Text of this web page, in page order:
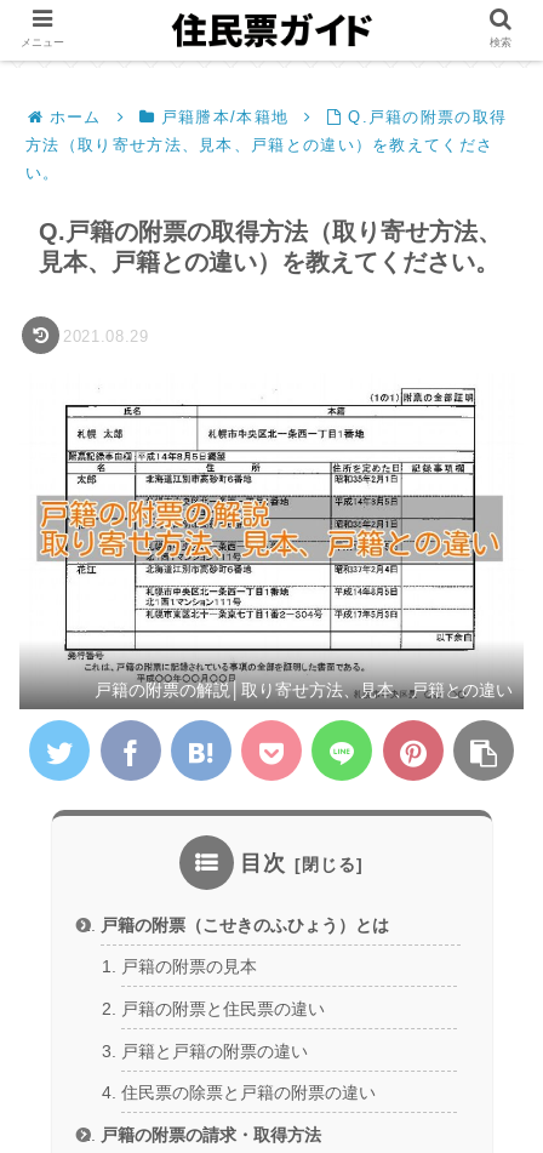
ホーム 戸籍謄本/本籍地
Q.戸籍の附票の取得
方法（取り寄せ方法、見本、戸籍との違い）を教えてくださ
い。
Q.戸籍の附票の取得方法（取り寄せ方法、
見本、戸籍との違い）を教えてください。
2021.08.29
戸籍の附票の解説│取り寄せ方法、見本、戸籍との違い
目次
戸籍の附票（こせきのふひょう）とは
戸籍の附票の見本
戸籍の附票と住民票の違い
戸籍と戸籍の附票の違い
住民票の除票と戸籍の附票の違い
戸籍の附票の請求・取得方法
メニュー 検索